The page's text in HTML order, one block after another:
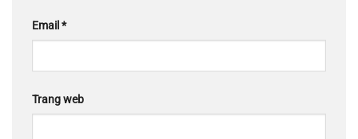
Email*
Trang web